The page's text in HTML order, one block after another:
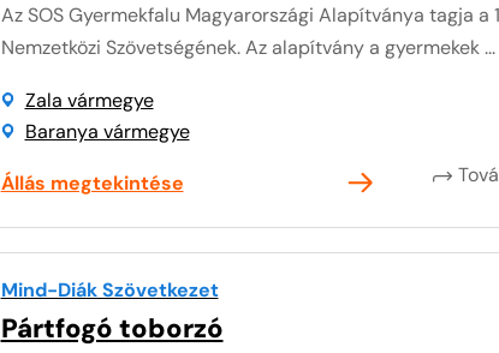
Az SOS Gyermekfalu Magyarországi Alapítványa tagja a
Nemzetközi Szövetségének. Az alapítvány a gyermekek ...
Zala vármegye
Baranya vármegye
Állás megtekintése
Mind-Diák Szövetkezet
Pártfogó toborzó